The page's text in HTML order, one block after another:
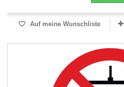
Auf meine Wunschliste